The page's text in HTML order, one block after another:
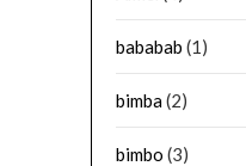
bababab (1)
bimba(2)
bimbo (3)